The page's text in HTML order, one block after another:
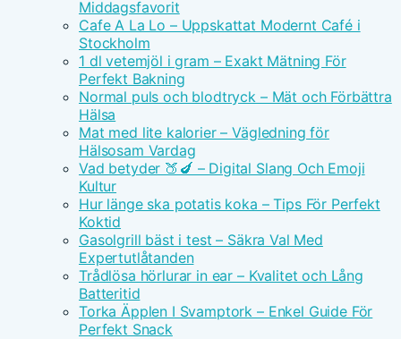
Middagsfavorit
Cafe A La Lo – Uppskattat Modernt Café i
Stockholm
1 dl vetemjöl i gram – Exakt Mätning För
Perfekt Bakning
Normal puls och blodtryck – Mät och Förbättra
Hälsa
Mat med lite kalorier – Vägledning för
Hälsosam Vardag
Vad betyder 🍑🍆 – Digital Slang Och Emoji
Kultur
Hur länge ska potatis koka – Tips För Perfekt
Koktid
Gasolgrill bäst i test – Säkra Val Med
Expertutlåtanden
Trådlösa hörlurar in ear – Kvalitet och Lång
Batteritid
Torka Äpplen I Svamptork – Enkel Guide För
Perfekt Snack